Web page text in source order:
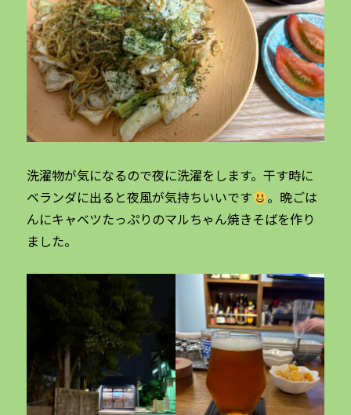
洗濯物が気になるので夜に洗濯をします。干す時に
ベランダに出ると夜風が気持ちいいです
。晩ごは
んにキャベツたっぷりのマルちゃん焼きそばを作り
ました。